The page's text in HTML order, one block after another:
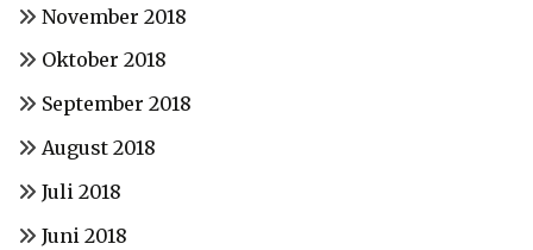
November 2018
Oktober 2018
September 2018
August 2018
Juli 2018
Juni 2018